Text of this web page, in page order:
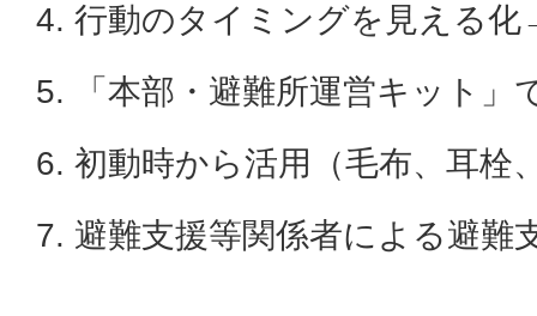
4. 行動のタイミングを見える
5. 「本部・避難所運営キット」
6. 初動時から活用（毛布、耳栓
7. 避難支援等関係者による避難